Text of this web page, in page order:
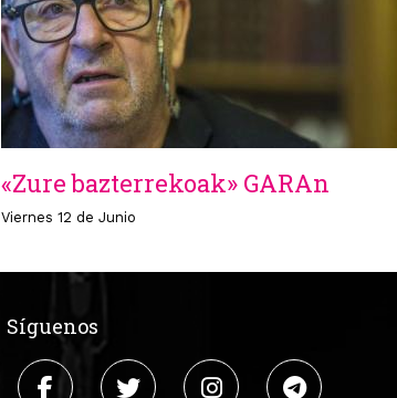
«Zure bazterrekoak» GARAn
Viernes 12 de Junio
Síguenos